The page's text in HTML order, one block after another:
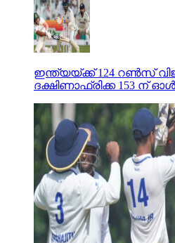
ഇന്ത്യയ്ക്ക് 124 റണ്‍സ്
ദക്ഷിണാഫ്രിക്ക 153 ന്